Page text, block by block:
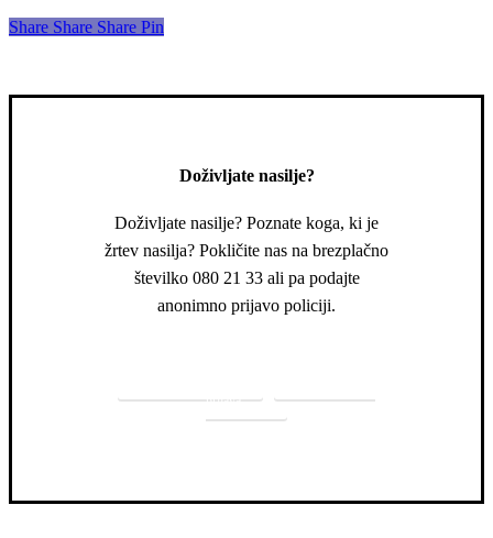
Share
Share Share Share Pin
Doživljate nasilje?
Doživljate nasilje? Poznate koga, ki je
žrtev nasilja? Pokličite nas na brezplačno
številko 080 21 33 ali pa podajte
anonimno prijavo policiji.
prijava